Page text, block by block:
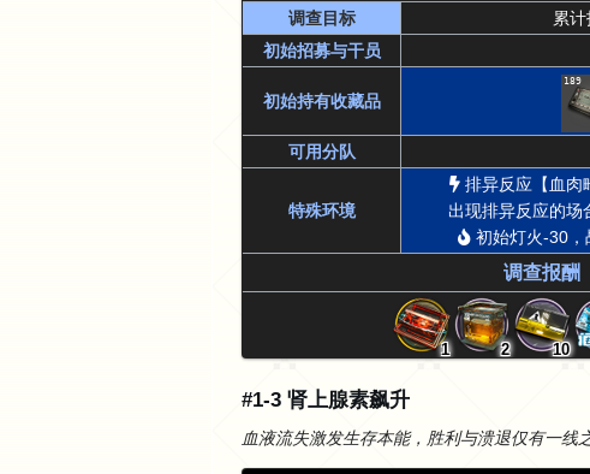
调查目标
累
初始招募与干员
初始持有收藏品
189
可用分队
特殊环境
排异反应【血肉
出现排异反应的场
初始灯火-30，
调查报酬
1 2 10
#1-3 肾上腺素飙升
血液流失激发生存本能，胜利与溃退仅有一线之